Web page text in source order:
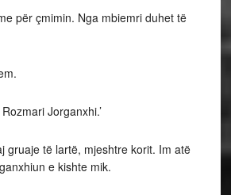
për çmimin. Nga mbiemri duhet të
Jorganxhi.’
gruaje të lartë, mjeshtre korit. Im atë
e kishte mik.